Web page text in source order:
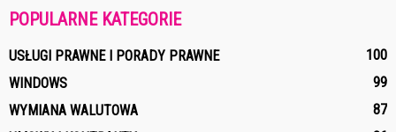
POPULARNE KATEGORIE
USŁUGI PRAWNE I PORADY PRAWNE
100
WINDOWS
99
WYMIANA WALUTOWA
87